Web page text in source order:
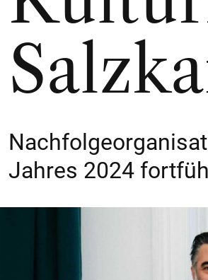
Jahres 2024